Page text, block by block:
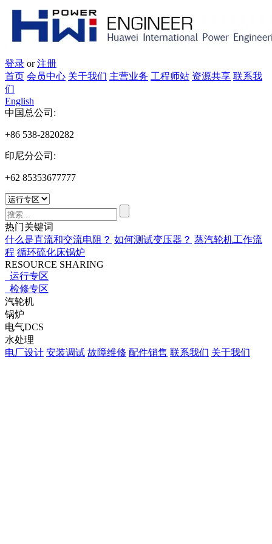
登录 or注册
首页 会员中心 关于我们 主营业务 工程师站 资源共享 联系我
们
English
中国总公司:
+86 538-2820282
印尼分公司:
+62 85353677777
热门关键词
什么是直流和交流电阻？ 如何测试变压器？ 蒸汽轮机工作流
程 循环硫化床锅炉
RESOURCE SHARING
运行专区
检修专区
汽轮机
锅炉
电气DCS
水处理
电厂设计 安装调试 故障维修 配件销售 联系我们 关于我们